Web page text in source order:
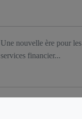
Une nouvelle ère pour les
services financier...